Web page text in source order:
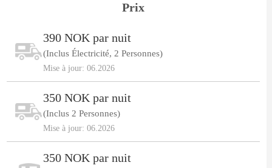
Prix
390 NOK par nuit
(Inclus Électricité, 2 Personnes)
Mise à jour: 06.2026
350 NOK par nuit
(Inclus 2 Personnes)
Mise à jour: 06.2026
350 NOK par nuit